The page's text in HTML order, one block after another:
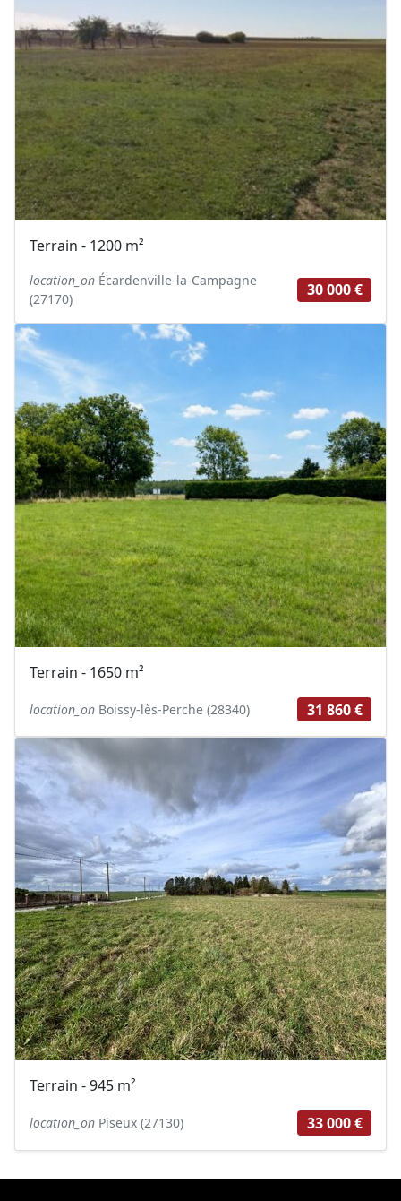
Terrain - 1200 m²
location_on Écardenville-la-Campagne
(27170)
30 000 €
Terrain - 1650 m²
location_on Boissy-lès-Perche (28340) 31 860 €
Terrain - 945 m²
location_on Piseux (27130) 33 000 €